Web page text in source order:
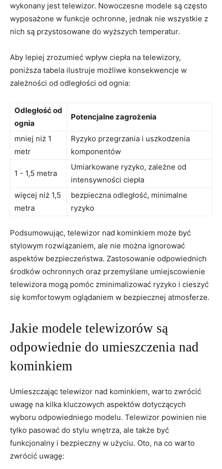
wykonany jest telewizor. Nowoczesne modele są‌ często
wyposażone w funkcje ochronne, jednak nie wszystkie z
nich są przystosowane do wyższych temperatur.
Aby⁢ lepiej zrozumieć wpływ ciepła na telewizory,
poniższa tabela ilustruje możliwe konsekwencje⁣ w
zależności od odległości od⁢ ognia:
Odległość od
ognia
Potencjalne zagrożenia
mniej⁣ niż 1
metr
Ryzyko przegrzania i uszkodzenia
komponentów
1 -‌ 1,5 metra
Umiarkowane⁤ ryzyko, zależne‌ od
intensywności ciepła
więcej niż 1,5
metra
bezpieczna odległość, minimalne
ryzyko
Podsumowując,‌ telewizor nad kominkiem może‌ być⁤
stylowym rozwiązaniem, ale nie można ignorować
aspektów bezpieczeństwa. Zastosowanie odpowiednich
środków ochronnych oraz‌ przemyślane umiejscowienie
telewizora mogą pomóc ‌zminimalizować ryzyko‍ i ‌cieszyć
się komfortowym oglądaniem w bezpiecznej atmosferze.
Jakie modele telewizorów są
odpowiednie do umieszczenia nad
kominkiem
Umieszczając telewizor nad kominkiem, warto zwrócić
uwagę na kilka kluczowych aspektów dotyczących
wyboru odpowiedniego modelu. Telewizor powinien nie
tylko pasować do stylu wnętrza, ⁢ale ​także być
funkcjonalny i bezpieczny w użyciu. Oto, na ⁣co warto
zwrócić uwagę: